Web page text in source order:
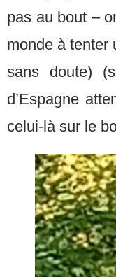
pas au bout –
monde à tenter
sans doute)
d’Espagne
celui-là sur le